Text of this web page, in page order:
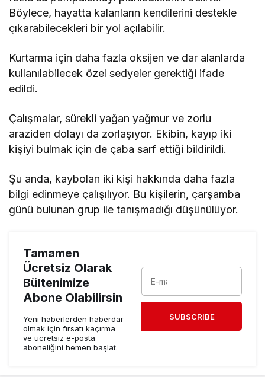
Böylece, hayatta kalanların kendilerini destekle
çıkarabilecekleri bir yol açılabilir.
Kurtarma için daha fazla oksijen ve dar alanlarda
kullanılabilecek özel sedyeler gerektiği ifade
edildi.
Çalışmalar, sürekli yağan yağmur ve zorlu
araziden dolayı da zorlaşıyor. Ekibin, kayıp iki
kişiyi bulmak için de çaba sarf ettiği bildirildi.
Şu anda, kaybolan iki kişi hakkında daha fazla
bilgi edinmeye çalışılıyor. Bu kişilerin, çarşamba
günü bulunan grup ile tanışmadığı düşünülüyor.
Tamamen
Ücretsiz Olarak
Bültenimize
Abone Olabilirsin
Yeni haberlerden haberdar
olmak için fırsatı kaçırma
ve ücretsiz e-posta
aboneliğini hemen başlat.
SUBSCRIBE